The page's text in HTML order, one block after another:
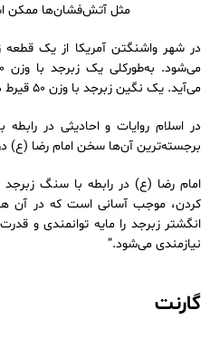
مثل آتش‌فشان‌ها ممکن
می‌آید. یک نگین زبرجد با وزن 50 قیرط دارای ارزش بسیار بالاتری می‌شود.
در اسلام روایات و احادیثی در
برجسته‌ترین آن‌ها سخن امام رضا (ع)
امام رضا (ع) در رابطه با سنگ
کردن، موجب آسانی است که در آن
انگشتر زبرجد را مایه توانمندی و
نیازمندی می‌شود.”
گارنت